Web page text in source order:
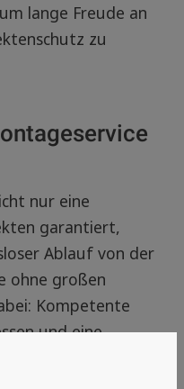
lange Freude an
zu
nur eine
garantiert,
Ablauf von der
ohne großen
Kompetente
und eine
für maximalen